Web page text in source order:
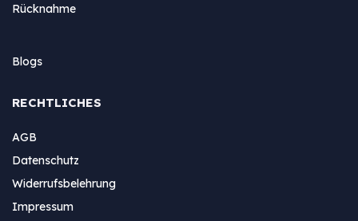
Rücknahme
Blogs
RECHTLICHES
AGB
Datenschutz
Widerrufsbelehrung
Impressum